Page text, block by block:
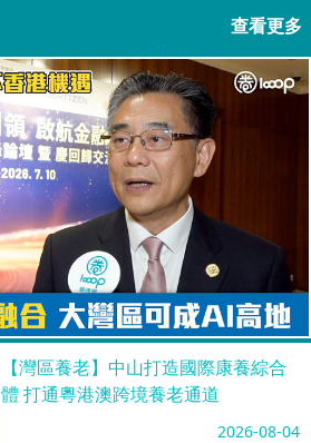
查看更多
【灣區養老】中山打造國際康養綜合
體 打通粵港澳跨境養老通道
2026-08-04